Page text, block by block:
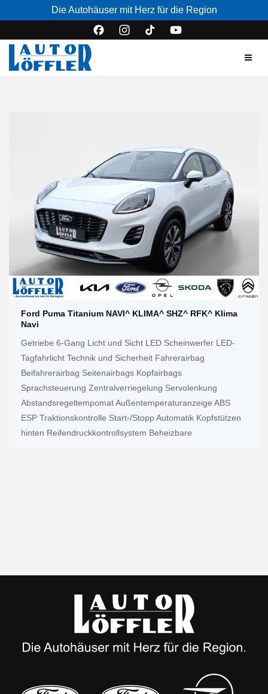
Die Autohäuser mit Herz für die Region
Ford Puma Titanium NAVI^ KLIMA^ SHZ^ RFK^ Klima
Navi
Getriebe 6-Gang Licht und Sicht LED Scheinwerfer LED-
Tagfahrlicht Technik und Sicherheit Fahrerairbag
Beifahrerairbag Seitenairbags Kopfairbags
Sprachsteuerung Zentralverriegelung Servolenkung
Abstandsregeltempomat Außentemperaturanzeige ABS
ESP Traktionskontrolle Start-/Stopp Automatik Kopfstützen
hinten Reifendruckkontrollsystem Beheizbare